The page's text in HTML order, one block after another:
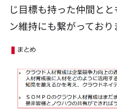
じ目標も持った仲間と
ン維持にも繋がっており